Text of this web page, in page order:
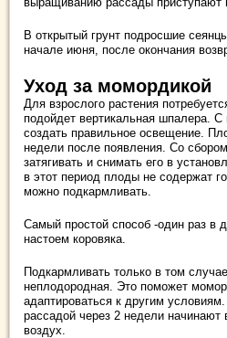
В открытый грунт подросшие
начале июня, после окончания
Уход за момордикой
Для взрослого растения
подойдет вертикальная шпалера.
создать правильное освещение.
недели после появления. Со
затягивать и снимать его в
в этот период плоды не содержат
можно подкармливать.
Самый простой способ -один раз в
настоем коровяка.
Подкармливать только в том
неплодородная. Это поможет
адаптироваться к другим
рассадой через 2 недели начинают
воздух.